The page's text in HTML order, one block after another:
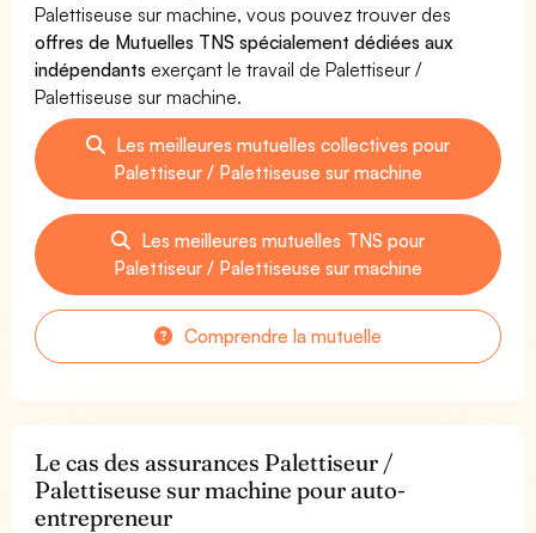
Palettiseuse sur machine, vous pouvez trouver des
offres de Mutuelles TNS spécialement dédiées aux
indépendants exerçant le travail de Palettiseur /
Palettiseuse sur machine.
Les meilleures mutuelles collectives pour
Palettiseur / Palettiseuse sur machine
Les meilleures mutuelles TNS pour
Palettiseur / Palettiseuse sur machine
Comprendre la mutuelle
Le cas des assurances Palettiseur /
Palettiseuse sur machine pour auto-
entrepreneur